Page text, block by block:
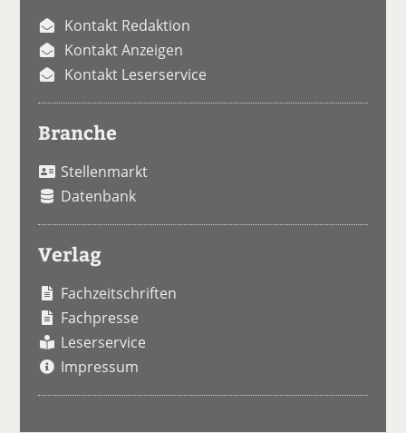
Kontakt Redaktion
Kontakt Anzeigen
Kontakt Leserservice
Branche
Stellenmarkt
Datenbank
Verlag
Fachzeitschriften
Fachpresse
Leserservice
Impressum